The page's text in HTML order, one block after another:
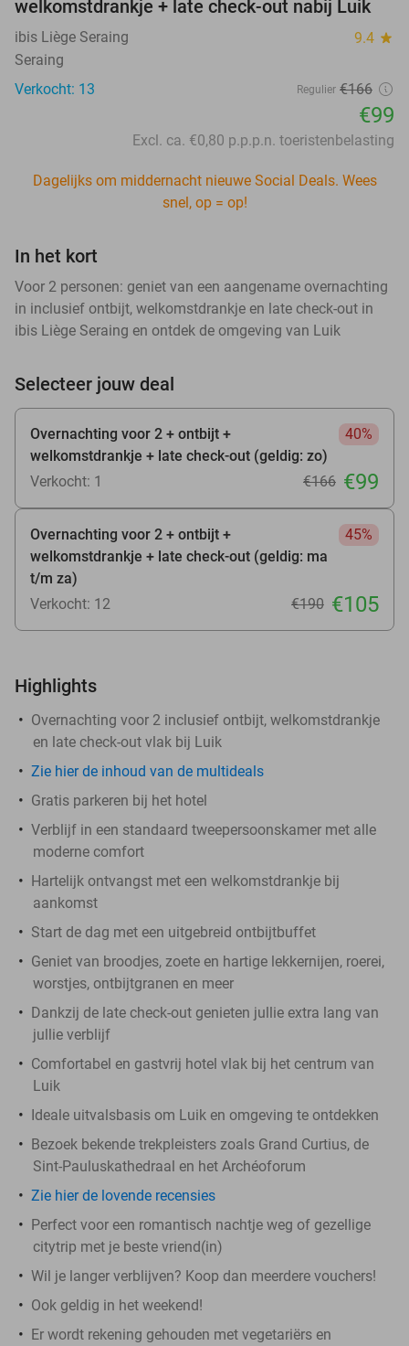
welkomstdrankje + late check-out nabij Luik
ibis Liège Seraing 9.4 star
Seraing
Verkocht: 13
Regulier €166
€99
Excl. ca. €0,80 p.p.p.n. toeristenbelasting
Dagelijks om middernacht nieuwe Social Deals. Wees
snel, op = op!
In het kort
Voor 2 personen: geniet van een aangename overnachting
in inclusief ontbijt, welkomstdrankje en late check-out in
ibis Liège Seraing en ontdek de omgeving van Luik
Selecteer jouw deal
Overnachting voor 2 + ontbijt +
welkomstdrankje + late check-out (geldig: zo)
40%
Verkocht: 1 €166 €99
Overnachting voor 2 + ontbijt +
welkomstdrankje + late check-out (geldig: ma
t/m za)
45%
Verkocht: 12 €190 €105
Highlights
Overnachting voor 2 inclusief ontbijt, welkomstdrankje
en late check-out vlak bij Luik
Zie hier de inhoud van de multideals
Gratis parkeren bij het hotel
Verblijf in een standaard tweepersoonskamer met alle
moderne comfort
Hartelijk ontvangst met een welkomstdrankje bij
aankomst
Start de dag met een uitgebreid ontbijtbuffet
Geniet van broodjes, zoete en hartige lekkernijen, roerei,
worstjes, ontbijtgranen en meer
Dankzij de late check-out genieten jullie extra lang van
jullie verblijf
Comfortabel en gastvrij hotel vlak bij het centrum van
Luik
Ideale uitvalsbasis om Luik en omgeving te ontdekken
Bezoek bekende trekpleisters zoals Grand Curtius, de
Sint-Pauluskathedraal en het Archéoforum
Zie hier de lovende recensies
Perfect voor een romantisch nachtje weg of gezellige
citytrip met je beste vriend(in)
Wil je langer verblijven? Koop dan meerdere vouchers!
Ook geldig in het weekend!
Er wordt rekening gehouden met vegetariërs en